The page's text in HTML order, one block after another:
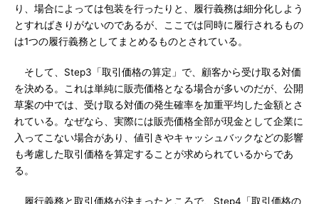
り、場合によっては包装を行ったりと、履行義務は細分化しよう
とすればきりがないのであるが、ここでは同時に履行されるもの
は1つの履行義務としてまとめるものとされている。
そして、Step3「取引価格の算定」で、顧客から受け取る対価
を決める。これは単純に販売価格となる場合が多いのだが、公開
草案の中では、受け取る対価の発生確率を加重平均した金額とさ
れている。なぜなら、実際には販売価格全部が現金として企業に
入ってこない場合があり、値引きやキャッシュバックなどの影響
も考慮した取引価格を算定することが求められているからであ
る。
履行義務と取引価格が決まったところで、Step4「取引価格の